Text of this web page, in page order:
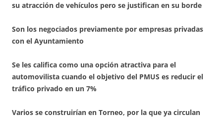
su atracción de vehículos pero se justifican en su borde
Son los negociados previamente por empresas privadas
con el Ayuntamiento
Se les califica como una opción atractiva para el
automovilista cuando el objetivo del PMUS es reducir el
tráfico privado en un 7%
Varios se construirían en Torneo, por la que ya circulan